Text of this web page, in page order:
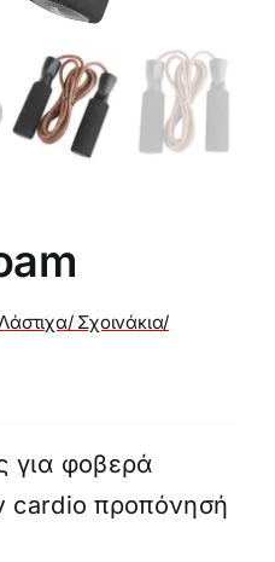
Λάστιχα/ Σχοινάκια/
για φοβερά
cardio προπόνησή